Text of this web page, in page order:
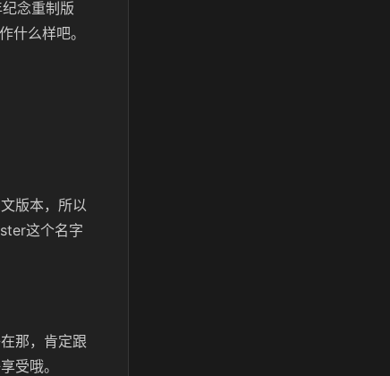
念重制版
什么样吧。
版本，所以
这个名字
那，肯定跟
受哦。